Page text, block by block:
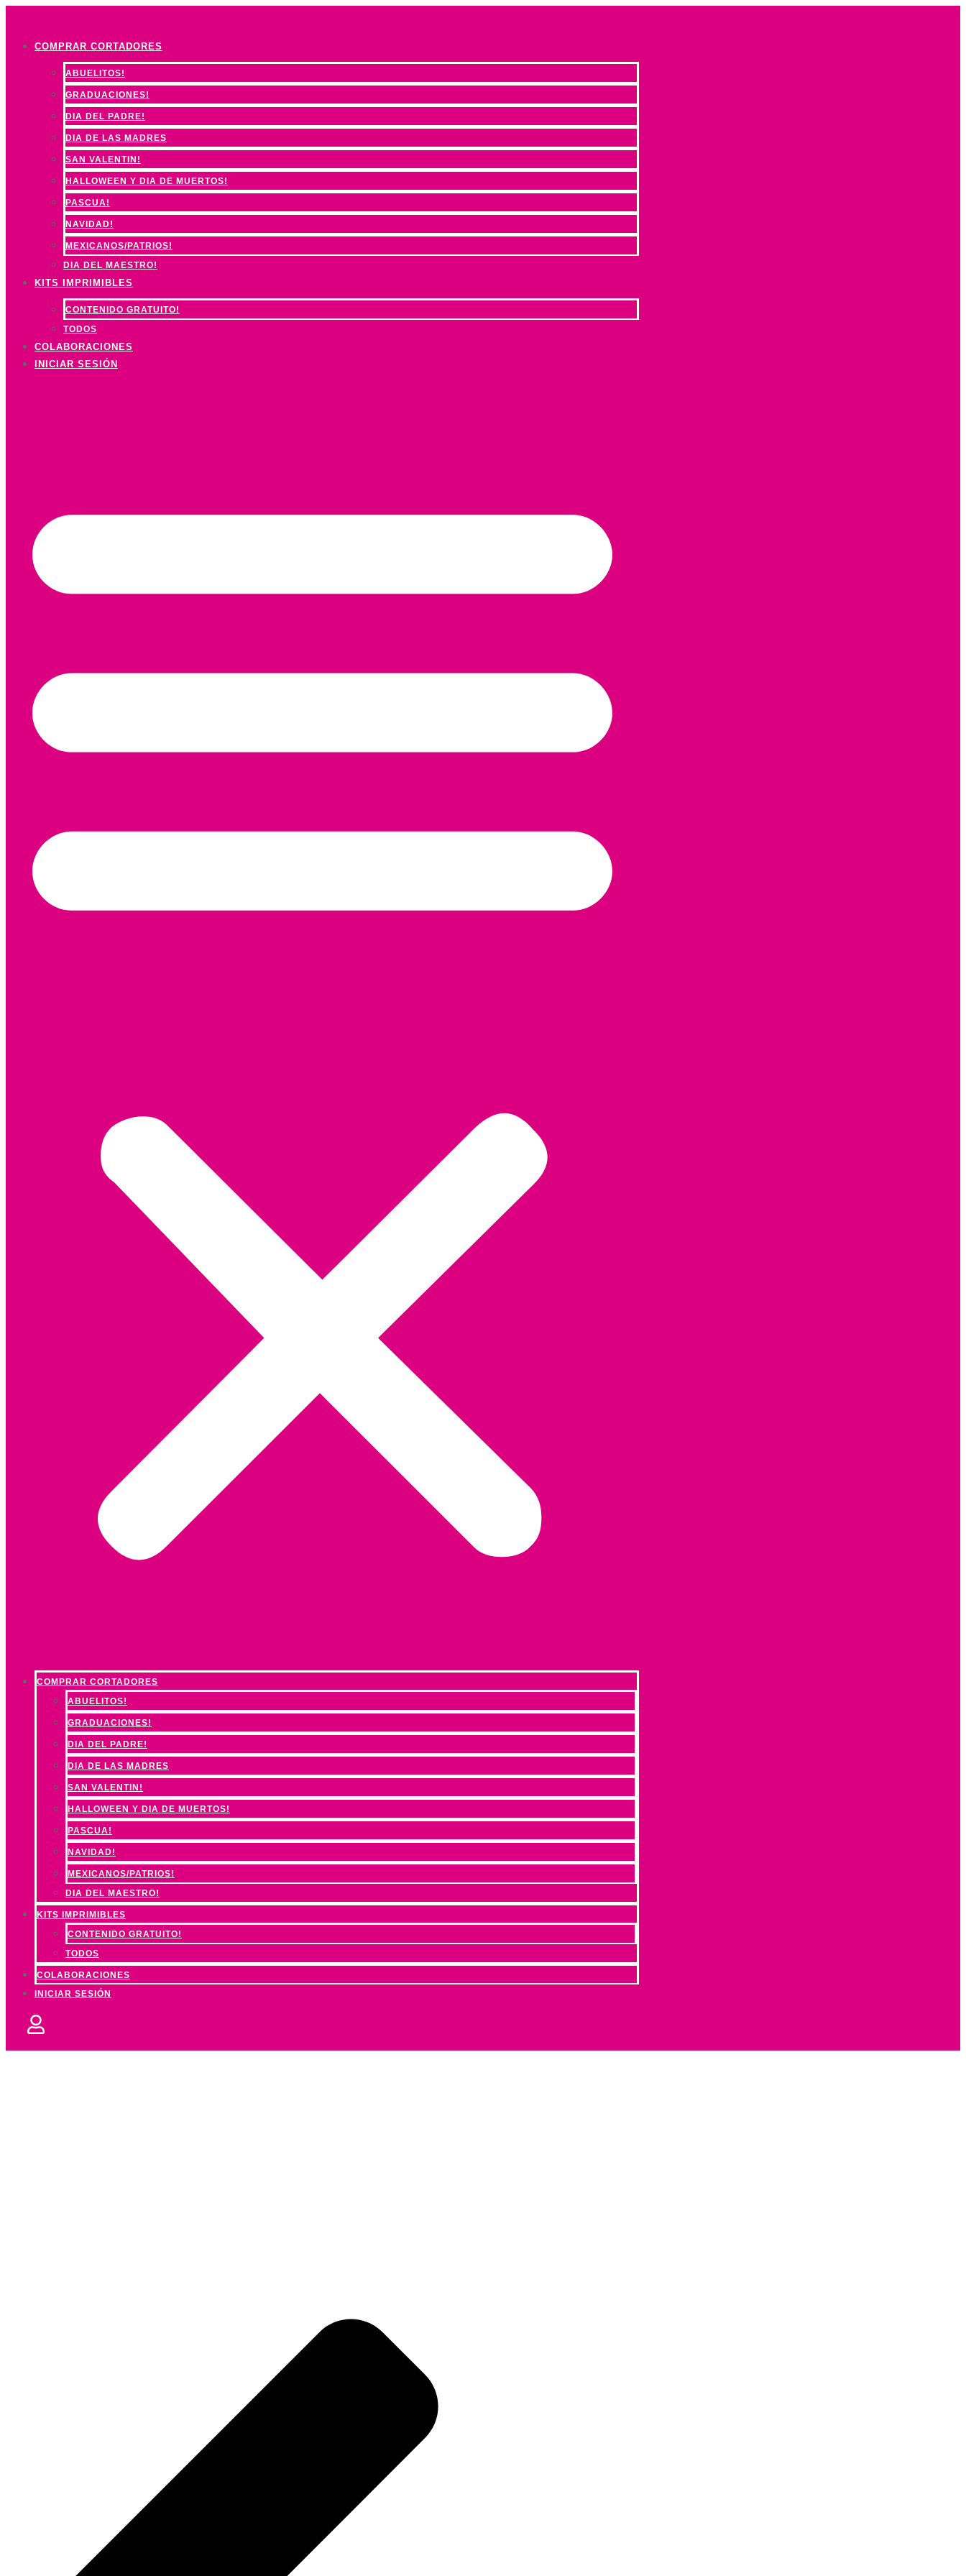
contenidoCOMPRAR CORTADORES
ABUELITOS!
GRADUACIONES!
DIA DEL PADRE!
DIA DE LAS MADRES
SAN VALENTIN!
HALLOWEEN Y DIA DE MUERTOS!
PASCUA!
NAVIDAD!
MEXICANOS/PATRIOS!
DIA DEL MAESTRO!
KITS IMPRIMIBLES
CONTENIDO GRATUITO!
TODOS
COLABORACIONES
INICIAR SESIÓN
COMPRAR CORTADORES
ABUELITOS!
GRADUACIONES!
DIA DEL PADRE!
DIA DE LAS MADRES
SAN VALENTIN!
HALLOWEEN Y DIA DE MUERTOS!
PASCUA!
NAVIDAD!
MEXICANOS/PATRIOS!
DIA DEL MAESTRO!
KITS IMPRIMIBLES
CONTENIDO GRATUITO!
TODOS
COLABORACIONES
INICIAR SESIÓN